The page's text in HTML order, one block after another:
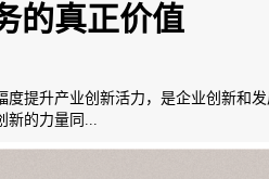
的真正价值
度提升产业创新活力，是企业创新和
新的力量同...